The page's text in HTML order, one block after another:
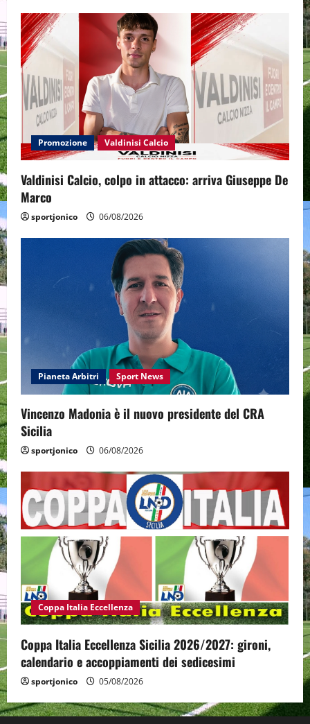
Promozione Valdinisi Calcio
Valdinisi Calcio, colpo in attacco: arriva Giuseppe De
Marco
sportjonico 06/08/2026
Pianeta Arbitri Sport News
Vincenzo Madonia è il nuovo presidente del CRA
Sicilia
sportjonico 06/08/2026
Coppa Italia Eccellenza
Coppa Italia Eccellenza Sicilia 2026/2027: gironi,
calendario e accoppiamenti dei sedicesimi
sportjonico 05/08/2026